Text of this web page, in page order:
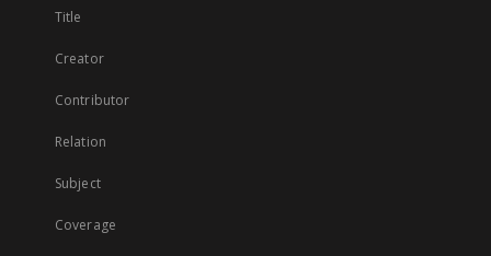
Title
Creator
Contributor
Relation
Subject
Coverage